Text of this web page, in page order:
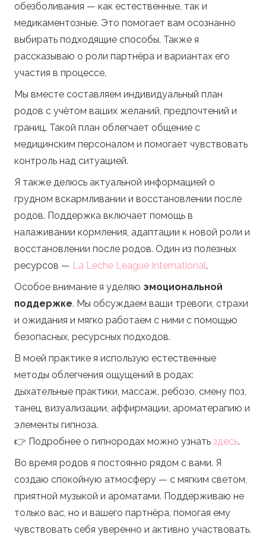
обезболивания — как естественные, так и
медикаментозные. Это помогает вам осознанно
выбирать подходящие способы. Также я
рассказываю о роли партнёра и вариантах его
участия в процессе.
Мы вместе составляем индивидуальный план
родов с учётом ваших желаний, предпочтений и
границ. Такой план облегчает общение с
медицинским персоналом и помогает чувствовать
контроль над ситуацией.
Я также делюсь актуальной информацией о
грудном вскармливании и восстановлении после
родов. Поддержка включает помощь в
налаживании кормления, адаптации к новой роли и
восстановлении после родов. Один из полезных
ресурсов — La Leche League International.
Особое внимание я уделяю эмоциональной
поддержке. Мы обсуждаем ваши тревоги, страхи
и ожидания и мягко работаем с ними с помощью
безопасных, ресурсных подходов.
В моей практике я использую естественные
методы облегчения ощущений в родах:
дыхательные практики, массаж, ребозо, смену поз,
танец, визуализации, аффирмации, ароматерапию и
элементы гипноза.
👉 Подробнее о гипнородах можно узнать здесь.
Во время родов я постоянно рядом с вами. Я
создаю спокойную атмосферу — с мягким светом,
приятной музыкой и ароматами. Поддерживаю не
только вас, но и вашего партнёра, помогая ему
чувствовать себя уверенно и активно участвовать.